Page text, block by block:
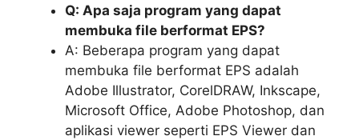
Q: Apa saja program yang dapat
membuka file berformat EPS?
A: Beberapa program yang dapat
membuka file berformat EPS adalah
Adobe Illustrator, CorelDRAW, Inkscape,
Microsoft Office, Adobe Photoshop, dan
aplikasi viewer seperti EPS Viewer dan